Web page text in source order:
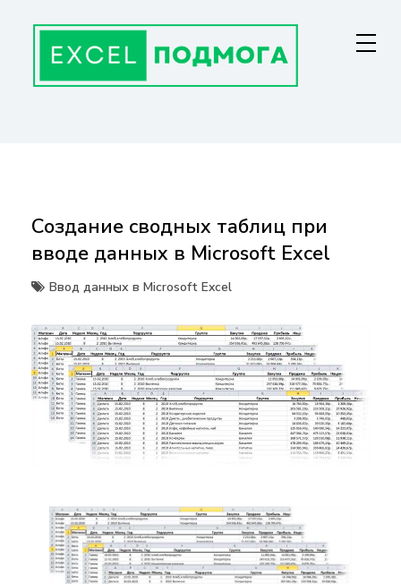
содержанию
Создание сводных таблиц при
вводе данных в Microsoft Excel
Ввод данных в Microsoft Excel